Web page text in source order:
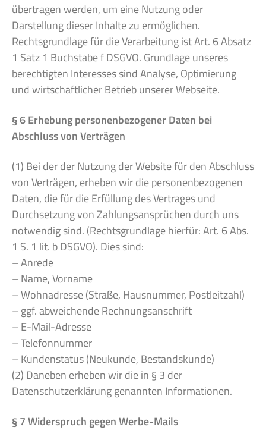
übertragen werden, um eine Nutzung oder
Darstellung dieser Inhalte zu ermöglichen.
Rechtsgrundlage für die Verarbeitung ist Art. 6 Absatz
1 Satz 1 Buchstabe f DSGVO. Grundlage unseres
berechtigten Interesses sind Analyse, Optimierung
und wirtschaftlicher Betrieb unserer Webseite.
§ 6 Erhebung personenbezogener Daten bei
Abschluss von Verträgen
(1) Bei der der Nutzung der Website für den Abschluss
von Verträgen, erheben wir die personenbezogenen
Daten, die für die Erfüllung des Vertrages und
Durchsetzung von Zahlungsansprüchen durch uns
notwendig sind. (Rechtsgrundlage hierfür: Art. 6 Abs.
1 S. 1 lit. b DSGVO). Dies sind:
– Anrede
– Name, Vorname
– Wohnadresse (Straße, Hausnummer, Postleitzahl)
– ggf. abweichende Rechnungsanschrift
– E-Mail-Adresse
– Telefonnummer
– Kundenstatus (Neukunde, Bestandskunde)
(2) Daneben erheben wir die in § 3 der
Datenschutzerklärung genannten Informationen.
§ 7 Widerspruch gegen Werbe-Mails